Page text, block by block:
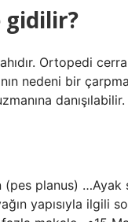
gidilir?
Ortopedi
nedeni bir
danışılabilir.
planus) …Ayak
yapısıyla ilgili